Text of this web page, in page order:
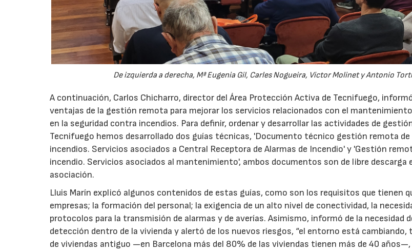
De izquierda a derecha, Mª Eugenia Gil, Carles Nogueira, Victor Molinet y Antonio
A continuación, Carlos Chicharro, director del Área Protección Activa de Tecnifuego,
ventajas de la gestión remota para mejorar los servicios relacionados con el
en la seguridad contra incendios. Para definir, ordenar y desarrollar las actividades de
Tecnifuego hemos desarrollado dos guías técnicas, 'Documento técnico gestión remota de
incendios. Servicios asociados a Central Receptora de Alarmas de Incendio' y 'Gestión
incendio. Servicios asociados al mantenimiento', ambos documentos son de libre descarga
asociación.
Lluis Marín explicó algunos contenidos de estas guías, como son los requisitos que tienen
empresas; la formación del personal; la exigencia de un alto nivel de conectividad, la
protocolos para la transmisión de alarmas y de averías. Asimismo, informó de la necesidad
detección dentro de la vivienda y alertó de los nuevos riesgos, “el entorno está cambiando,
de viviendas antiguo —en Barcelona más del 80% de las viviendas tienen más de 40